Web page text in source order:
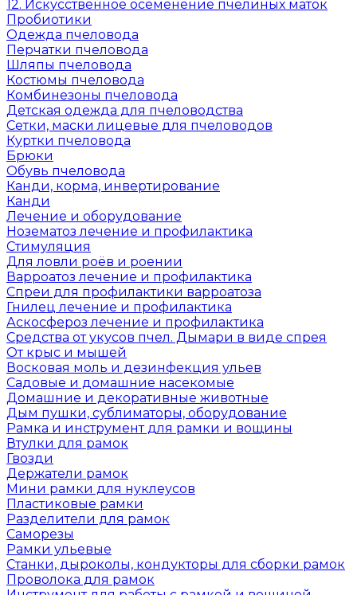
12. Искусственное осеменение пчелиных маток
Пробиотики
Одежда пчеловода
Перчатки пчеловода
Шляпы пчеловода
Костюмы пчеловода
Комбинезоны пчеловода
Детская одежда для пчеловодства
Сетки, маски лицевые для пчеловодов
Куртки пчеловода
Брюки
Обувь пчеловода
Канди, корма, инвертирование
Канди
Лечение и оборудование
Нозематоз лечение и профилактика
Стимуляция
Для ловли роёв и роении
Варроатоз лечение и профилактика
Спреи для профилактики варроатоза
Гнилец лечение и профилактика
Аскосфероз лечение и профилактика
Средства от укусов пчел. Дымари в виде спрея
От крыс и мышей
Восковая моль и дезинфекция ульев
Садовые и домашние насекомые
Домашние и декоративные животные
Дым пушки, сублиматоры, оборудование
Рамка и инструмент для рамки и вощины
Втулки для рамок
Гвозди
Держатели рамок
Мини рамки для нуклеусов
Пластиковые рамки
Разделители для рамок
Саморезы
Рамки ульевые
Станки, дыроколы, кондукторы для сборки рамок
Проволока для рамок